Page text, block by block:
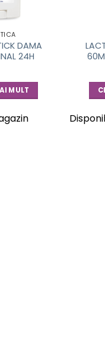
DAMA
24H
MULT